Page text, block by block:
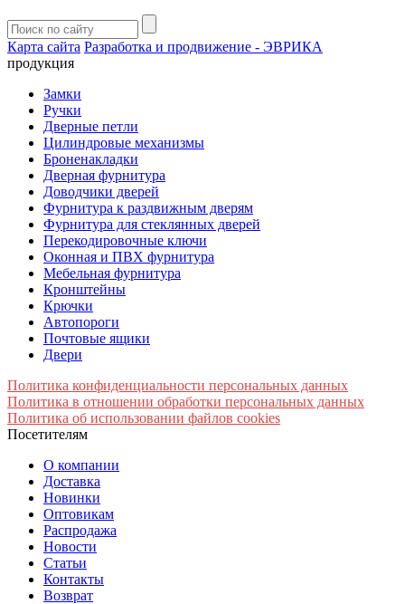
Карта сайта Разработка и продвижение - ЭВРИКА
продукция
Замки
Ручки
Дверные петли
Цилиндровые механизмы
Броненакладки
Дверная фурнитура
Доводчики дверей
Фурнитура к раздвижным дверям
Фурнитура для стеклянных дверей
Перекодировочные ключи
Оконная и ПВХ фурнитура
Мебельная фурнитура
Кронштейны
Крючки
Автопороги
Почтовые ящики
Двери
Политика конфиденциальности персональных данных
Политика в отношении обработки персональных данных
Политика об использовании файлов cookies
Посетителям
О компании
Доставка
Новинки
Оптовикам
Распродажа
Новости
Статьи
Контакты
Возврат